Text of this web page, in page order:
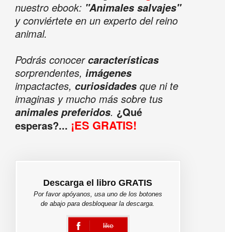
nuestro ebook: "Animales salvajes"
y conviértete en un experto del reino
animal.
Podrás conocercaracterísticas
sorprendentes, imágenes
impactactes, curiosidadesque ni te
imaginas y mucho más sobre tus
animales preferidos. ¿Qué
esperas?... ¡ES GRATIS!
Descarga el libro GRATIS
Por favor apóyanos, usa uno de los botones
de abajo para desbloquear la descarga.
like
error